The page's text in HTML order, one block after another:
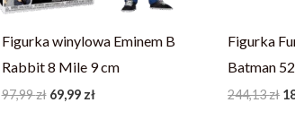
Figurka winylowa Eminem B
Rabbit 8 Mile 9 cm
97,99zł 69,99 zł
Figurka
Batman
244,13zł